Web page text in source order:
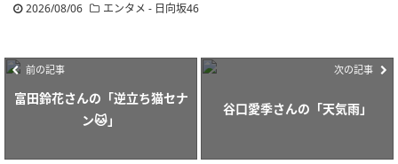
2026/08/06
エンタメ - 日向坂46
前の記事
富田鈴花さんの「逆立ち猫セナ
ン🐱」
次の記事
谷口愛季さんの「天気雨」